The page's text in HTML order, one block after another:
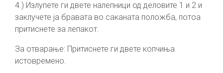
4.) Излупете ги двете налепници од деловите 1 и 2 и
заклучете ја бравата во саканата положба, потоа
притиснете за лепакот.
За отварање: Притиснете ги двете копчиња
истовремено.